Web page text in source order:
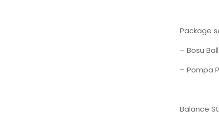
Package
– Bosu Ball
– Pompa
Balance